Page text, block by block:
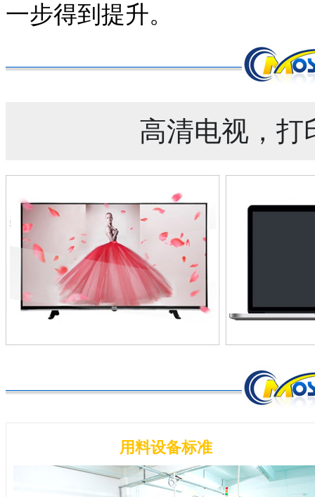
一步得到提升。
高清电视，打
用料设备标准